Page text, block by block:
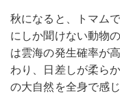
秋になると、トマム
にしか聞けない動物
は雲海の発生確率が
わり、日差しが柔ら
の大自然を全身で感